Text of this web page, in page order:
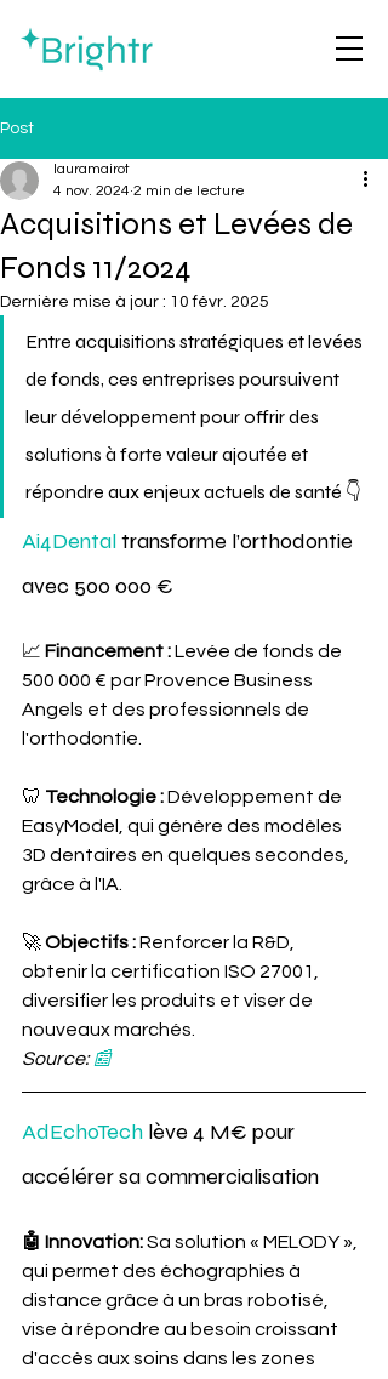
Post
Acquisitions et Levées de
Fonds 11/2024
lauramairot
4 nov. 2024 2 min de lecture
Dernière mise à jour : 10 févr. 2025
Entre acquisitions stratégiques et levées
de fonds, ces entreprises poursuivent
leur développement pour offrir des
solutions à forte valeur ajoutée et
répondre aux enjeux actuels de santé 👇
Ai4Dental transforme l’orthodontie
avec 500 000 €
📈 Financement : Levée de fonds de
500 000 € par Provence Business
Angels et des professionnels de
l'orthodontie.
🦷 Technologie : Développement de
EasyModel, qui génère des modèles
3D dentaires en quelques secondes,
grâce à l'IA.
🚀 Objectifs : Renforcer la R&D,
obtenir la certification ISO 27001,
diversifier les produits et viser de
nouveaux marchés.
Source: 📰
AdEchoTech lève 4 M€ pour
accélérer sa commercialisation
🤖 Innovation: Sa solution « MELODY »,
qui permet des échographies à
distance grâce à un bras robotisé,
vise à répondre au besoin croissant
d'accès aux soins dans les zones